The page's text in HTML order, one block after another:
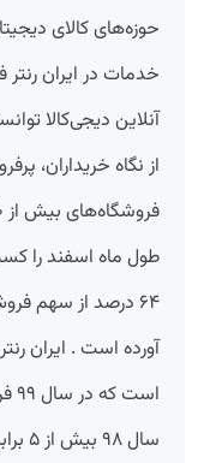
حوزه‌های کالای
خدمات در ایران‌ رنتر
آنلاین دیجی‌کالا
از نگاه خریداران،
طول ماه اسفند را
۶۴ درصد از سهم
آورده است . ایران
سال ۹۸ بیش از ۵ برابر رشد کند.